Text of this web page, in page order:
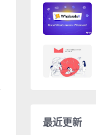
最近更新